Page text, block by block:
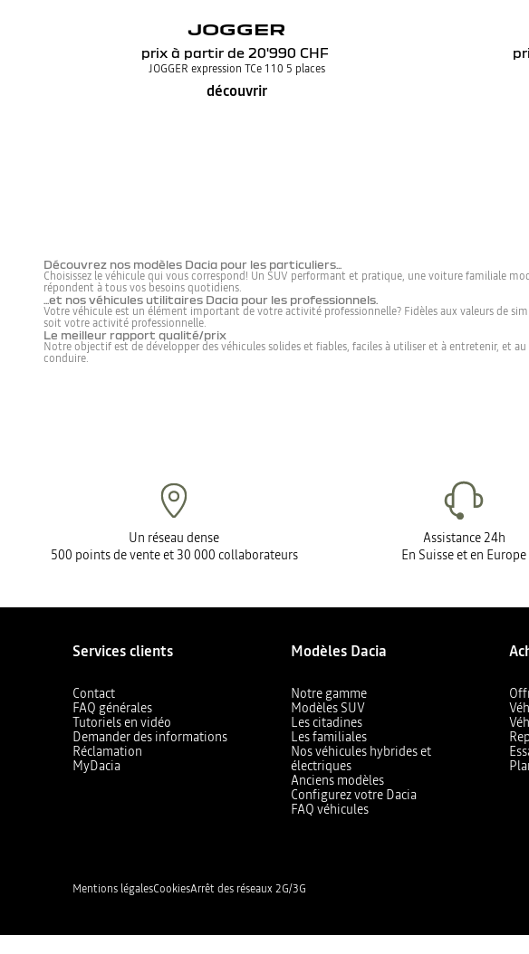
JOGGER
prix à partir de 20'990 CHF
JOGGER expression TCe 110 5 places
découvrir
Découvrez nos modèles Dacia pour les particuliers...
Choisissez le véhicule qui vous correspond! Un SUV performant et pratique, une voiture familiale
répondent à tous vos besoins quotidiens.
...et nos véhicules utilitaires Dacia pour les professionnels.
Votre véhicule est un élément important de votre activité professionnelle? Fidèles aux valeurs de
soit votre activité professionnelle.
Le meilleur rapport qualité/prix
Notre objectif est de développer des véhicules solides et fiables, faciles à utiliser et à entretenir, et
conduire.
Un réseau dense
500 points de vente et 30 000 collaborateurs
Assistance 24h
En Suisse et en Europe
Services clients
Contact
FAQ générales
Tutoriels en vidéo
Demander des informations
Réclamation
MyDacia
Modèles Dacia
Notre gamme
Modèles SUV
Les citadines
Les familiales
Nos véhicules hybrides et
électriques
Anciens modèles
Configurez votre Dacia
FAQ véhicules
Mentions légalesCookiesArrêt des réseaux 2G/3G